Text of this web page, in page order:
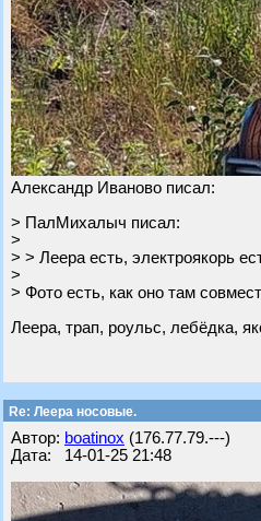
Александр Иваново писал:
> ПалМихалыч писал:
>
> > Леера есть, электроякорь
>
> Фото есть, как оно там
Леера, трап, роульс, лебёдка,
Re: Леера носовые.
Автор: boatinox (176.77.79.---)
Дата: 14-01-25 21:48